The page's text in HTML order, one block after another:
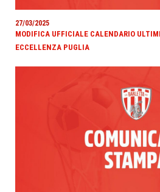
27/03/2025
MODIFICA UFFICIALE CALENDARIO
ECCELLENZA PUGLIA